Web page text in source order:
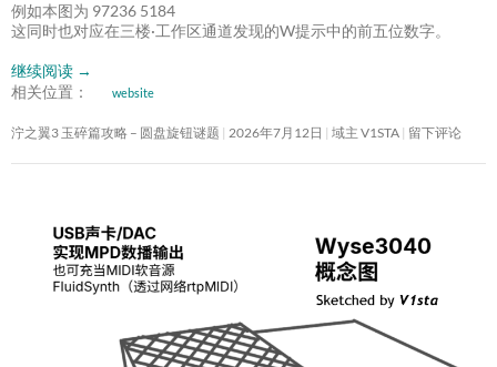
例如本图为 97236 5184
这同时也对应在三楼·工作区通道发现的W提示中的前五位数字。
继续阅读 →
相关位置：
website
泞之翼3 玉碎篇攻略 – 圆盘旋钮谜题 2026年7月12日 域主 V1STA 留下评论